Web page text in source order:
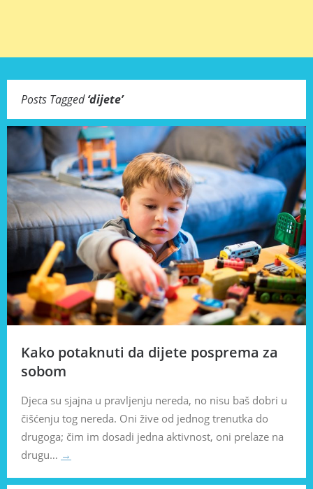
Posts Tagged‘dijete’
Kako potaknuti da dijete posprema za
sobom
Djeca su sjajna u pravljenju nereda, no nisu baš dobri u
čišćenju tog nereda. Oni žive od jednog trenutka do
drugoga; čim im dosadi jedna aktivnost, oni prelaze na
drugu… →